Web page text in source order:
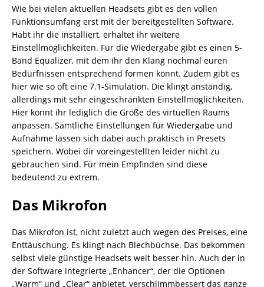
Wie bei vielen aktuellen Headsets gibt es den vollen
Funktionsumfang erst mit der bereitgestellten Software.
Habt ihr die installiert, erhaltet ihr weitere
Einstellmöglichkeiten. Für die Wiedergabe gibt es einen 5-
Band Equalizer, mit dem ihr den Klang nochmal euren
Bedürfnissen entsprechend formen könnt. Zudem gibt es
hier wie so oft eine 7.1-Simulation. Die klingt anständig,
allerdings mit sehr eingeschränkten Einstellmöglichkeiten.
Hier könnt ihr lediglich die Größe des virtuellen Raums
anpassen. Sämtliche Einstellungen für Wiedergabe und
Aufnahme lassen sich dabei auch praktisch in Presets
speichern. Wobei dir voreingestellten leider nicht zu
gebrauchen sind. Für mein Empfinden sind diese
bedeutend zu extrem.
Das Mikrofon
Das Mikrofon ist, nicht zuletzt auch wegen des Preises, eine
Enttäuschung. Es klingt nach Blechbüchse. Das bekommen
selbst viele günstige Headsets weit besser hin. Auch der in
der Software integrierte „Enhancer“, der die Optionen
„Warm“ und „Clear“ anbietet, verschlimmbessert das ganze